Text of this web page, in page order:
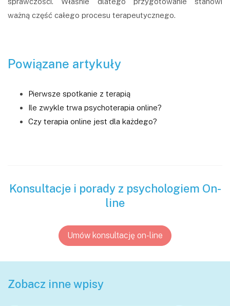
ważną część całego procesu terapeutycznego.
Powiązane artykuły
Pierwsze spotkanie z terapią
Ile zwykle trwa psychoterapia online?
Czy terapia online jest dla każdego?
Konsultacje i porady z psychologiem On-
line
Umów konsultację on-line
Zobacz inne wpisy